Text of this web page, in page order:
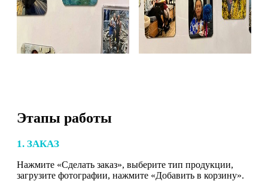
Этапы работы
1. ЗАКАЗ
Нажмите «Сделать заказ», выберите тип продукции,
загрузите фотографии, нажмите «Добавить в корзину».